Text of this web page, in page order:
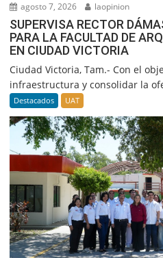
agosto 7, 2026 laopinion
SUPERVISA RECTOR
PARA LA FACULTAD DE
EN CIUDAD VICTORIA
Ciudad Victoria, Tam.- Con el
infraestructura y consolidar la
Destacados UAT